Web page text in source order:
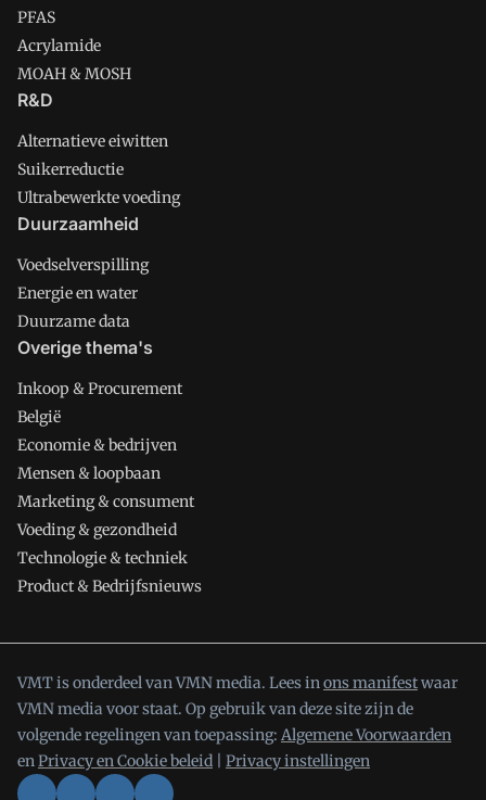
PFAS
Acrylamide
MOAH & MOSH
R&D
Alternatieve eiwitten
Suikerreductie
Ultrabewerkte voeding
Duurzaamheid
Voedselverspilling
Energie en water
Duurzame data
Overige thema's
Inkoop & Procurement
België
Economie & bedrijven
Mensen & loopbaan
Marketing & consument
Voeding & gezondheid
Technologie & techniek
Product & Bedrijfsnieuws
VMT is onderdeel van VMN media. Lees inons manifestwaar
VMN media voor staat. Op gebruik van deze site zijn de
volgende regelingen van toepassing: Algemene Voorwaarden
enPrivacy en Cookie beleid Privacy instellingen